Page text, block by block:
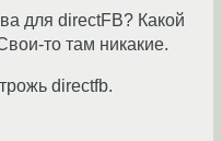
для directFB? Какой
то там никакие.
directfb.